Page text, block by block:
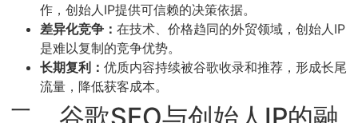
作，创始人IP提供可信赖的决策依据。
差异化竞争： 在技术、价格趋同的外贸领域，创始人IP
是难以复制的竞争优势。
长期复利： 优质内容持续被谷歌收录和推荐，形成长尾
流量，降低获客成本。